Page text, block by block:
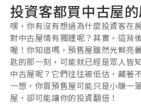
投資客都買中古屋
嘿，你有沒有想過為什麼投資客在
對中古屋情有獨鍾呢？其實，這背
喔！你知道嗎，預售屋雖然光鮮亮
匙的那一刻，可能就已經是眾人皆
中古屋呢？它們往往被低估，藏著
一想，你買預售屋可能只是小賺一
屋，卻可能讓你的投資翻倍！